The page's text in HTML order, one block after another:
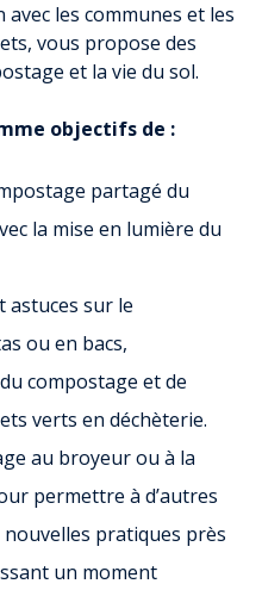
les communes et les
vous propose des
et la vie du sol.
objectifs de :
partagé du
la mise en lumière du
astuces sur le
ou en bacs,
compostage et de
verts en déchèterie.
au broyeur ou à la
permettre à d’autres
nouvelles pratiques près
un moment